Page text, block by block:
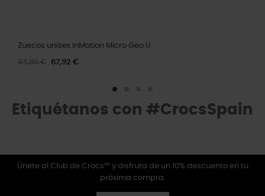
Zuecos unisex InMotion Micro Geo U
84,90 € 67,92 €
Etiquétanos con #CrocsSpain
Únete al Club de Crocs™ y disfruta de un 10% descuento en tu
próxima compra.